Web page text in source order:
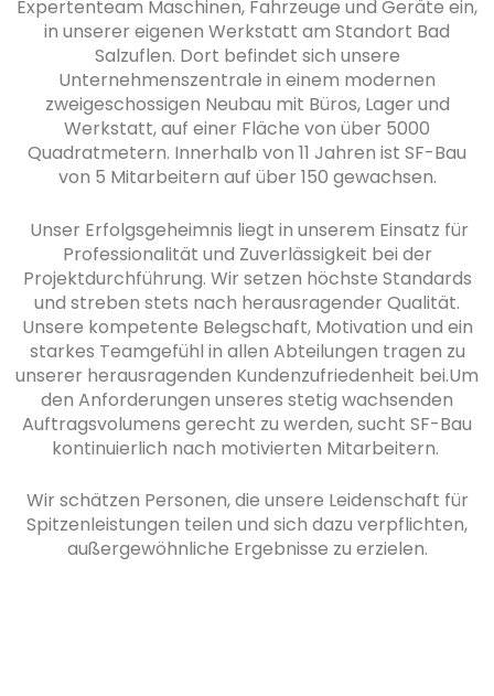
Expertenteam Maschinen, Fahrzeuge und Geräte ein,
in unserer eigenen Werkstatt am Standort Bad
Salzuflen. Dort befindet sich unsere
Unternehmenszentrale in einem modernen
zweigeschossigen Neubau mit Büros, Lager und
Werkstatt, auf einer Fläche von über 5000
Quadratmetern. Innerhalb von 11 Jahren ist SF-Bau
von 5 Mitarbeitern auf über 150 gewachsen.
Unser Erfolgsgeheimnis liegt in unserem Einsatz für
Professionalität und Zuverlässigkeit bei der
Projektdurchführung. Wir setzen höchste Standards
und streben stets nach herausragender Qualität.
Unsere kompetente Belegschaft, Motivation und ein
starkes Teamgefühl in allen Abteilungen tragen zu
unserer herausragenden Kundenzufriedenheit bei.Um
den Anforderungen unseres stetig wachsenden
Auftragsvolumens gerecht zu werden, sucht SF-Bau
kontinuierlich nach motivierten Mitarbeitern.
Wir schätzen Personen, die unsere Leidenschaft für
Spitzenleistungen teilen und sich dazu verpflichten,
außergewöhnliche Ergebnisse zu erzielen.